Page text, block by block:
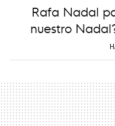
Rafa Nadal
nuestro